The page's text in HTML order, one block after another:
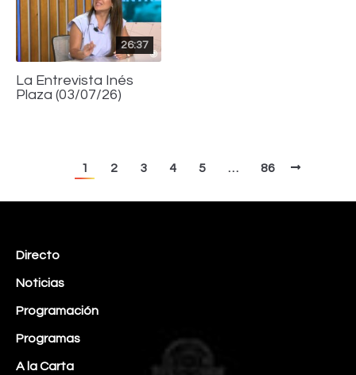
26:37
La Entrevista Inés
Plaza (03/07/26)
1 2 3 4 5 … 86
Directo
Noticias
Programación
Programas
A la Carta